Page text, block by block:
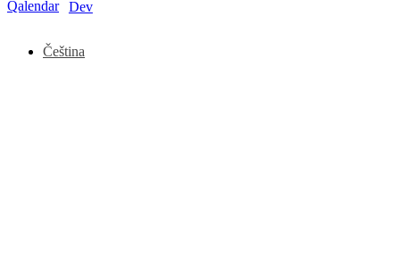
Dev
Čeština